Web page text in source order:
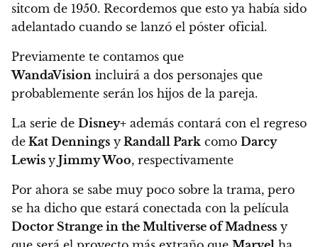
sitcom de 1950. Recordemos que esto ya había sido
adelantado cuando se lanzó el póster oficial.
Previamente te contamos que
WandaVision incluirá a dos personajes que
probablemente serán los hijos de la pareja.
La serie de Disney+ además contará con el regreso
de Kat Dennings y Randall Park como Darcy
Lewis y Jimmy Woo, respectivamente
Por ahora se sabe muy poco sobre la trama, pero
se ha dicho que estará conectada con la película
Doctor Strange in the Multiverse of Madness y